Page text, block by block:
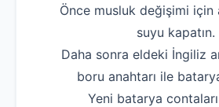
‌Önce musluk değişimi için
suyu kapatın.
‌Daha sonra eldeki İngiliz
boru anahtarı ile
‌Yeni batarya